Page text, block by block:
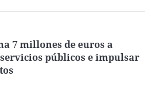
7 millones de euros a
públicos e impulsar